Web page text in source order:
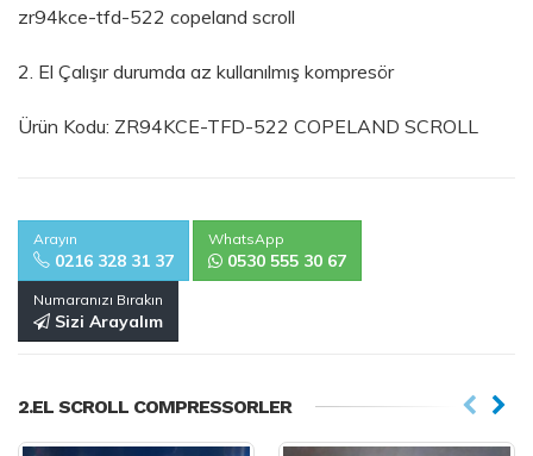
zr94kce-tfd-522 copeland scroll
2. El Çalışır durumda az kullanılmış kompresör
Ürün Kodu: ZR94KCE-TFD-522 COPELAND SCROLL
Arayın
0216 328 31 37
WhatsApp
0530 555 30 67
Numaranızı Bırakın
Sizi Arayalım
2.EL SCROLL COMPRESSORLER